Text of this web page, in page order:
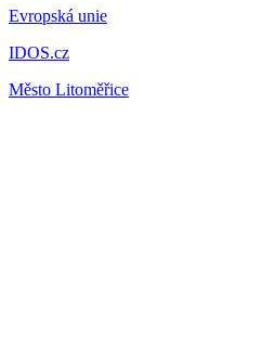
Evropská unie
IDOS.cz
Město Litoměřice